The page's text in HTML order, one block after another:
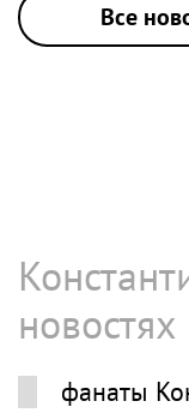
Все
новостях
фанаты